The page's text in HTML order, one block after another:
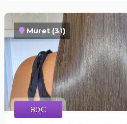
Muret (31)
80€